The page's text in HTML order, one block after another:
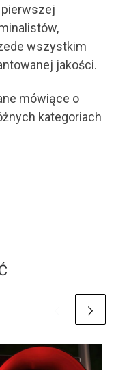
wszystkim
jakości.
mówiące o
kategoriach